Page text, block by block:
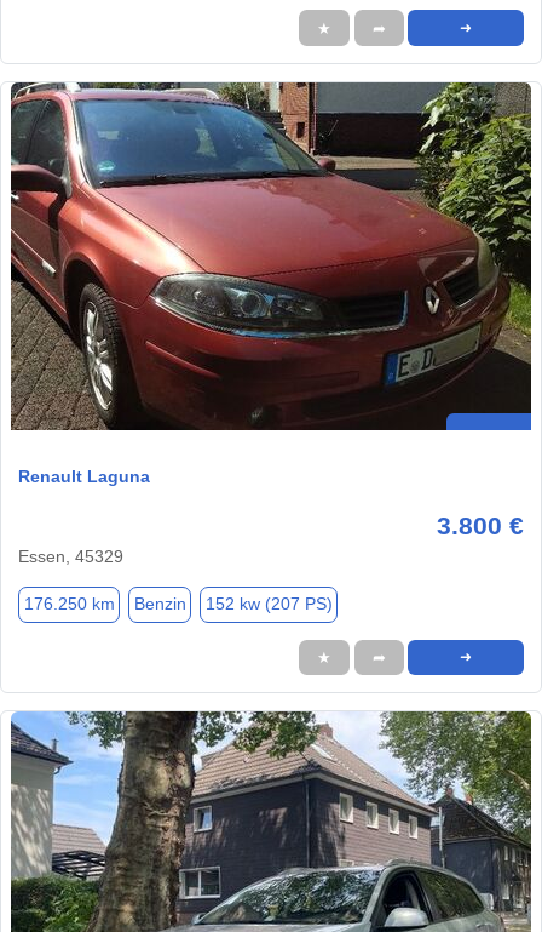
★ ➦ ➜
Renault Laguna
3.800 €
Essen, 45329
176.250 km Benzin 152 kw (207 PS)
★ ➦ ➜